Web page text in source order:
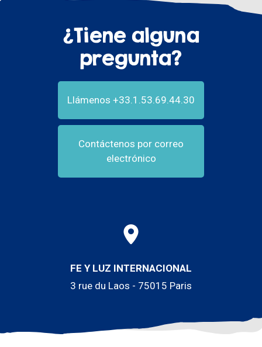
¿Tiene alguna
pregunta?
Llámenos +33.1.53.69.44.30
Contáctenos por correo
electrónico
FE Y LUZ INTERNACIONAL
3 rue du Laos - 75015 Paris